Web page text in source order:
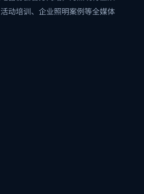
动培训、企业照明案例等全媒体